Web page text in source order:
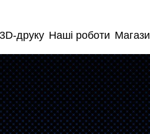
друку Наші роботи